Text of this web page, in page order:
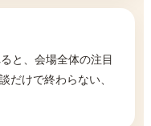
と、会場全体の注目
だけで終わらない、